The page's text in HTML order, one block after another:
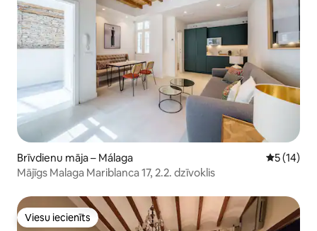
Brīvdienu māja – Málaga Vidējais
5 (14)
Mājīgs Malaga Mariblanca 17, 2.2. dzīvoklis
Viesu iecienīts
Viesu iecienīts